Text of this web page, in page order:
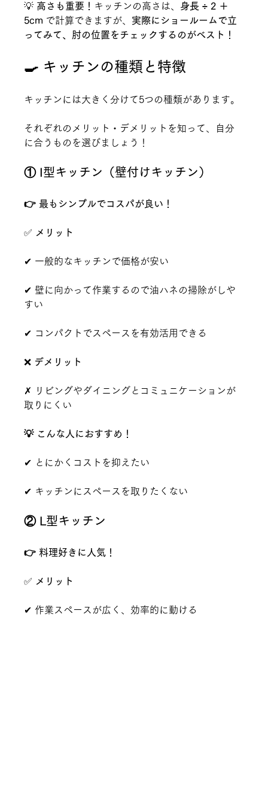
💡 高さも重要！ キッチンの高さは、 身長 ÷ 2 ＋
5cm で計算できますが、 実際にショールームで立
ってみて、肘の位置をチェックするのがベスト！
🍳 キッチンの種類と特徴
キッチンには大きく分けて5つの種類があります。
それぞれのメリット・デメリットを知って、自分
に合うものを選びましょう！
① I型キッチン（壁付けキッチン）
👉 最もシンプルでコスパが良い！
✅ メリット
✔ 一般的なキッチンで価格が安い
✔ 壁に向かって作業するので油ハネの掃除がしや
すい
✔ コンパクトでスペースを有効活用できる
❌ デメリット
✗ リビングやダイニングとコミュニケーションが
取りにくい
💡 こんな人におすすめ！
✔ とにかくコストを抑えたい
✔ キッチンにスペースを取りたくない
② L型キッチン
👉 料理好きに人気！
✅ メリット
✔ 作業スペースが広く、効率的に動ける